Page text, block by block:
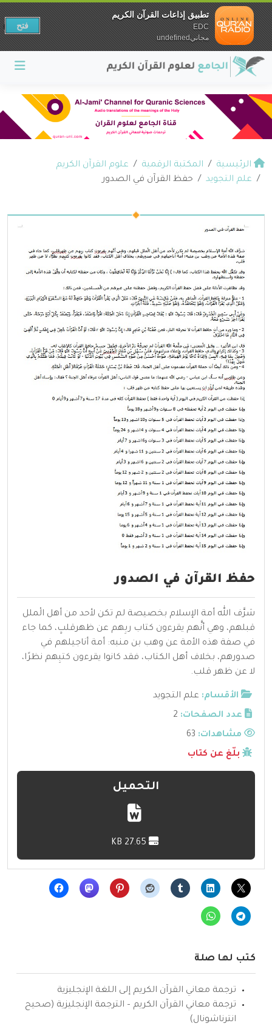
الرئيسية المكتبة الرقمية
علوم القرآن الكريم
علم التجويد
حفظ القرآن في الصدور
حفظ القرآن في الصدور
شرَّف الله أمة الإسلام بخصيصة لم تكن لأحد من أهل الْملل
قبلهم، وهي أنَّهم يقرءون كتاب ربِهم عن ظهرقلبٍ، كما جاء
في صفة هذه الأمة عن وهب بن منبه: أمة أناجيلهم في
صدورهم، بخلاف أهل الكتاب، فقد كانوا يقرءون كتبِهم نظرًا،
لا عن ظهر قلب.
الأقسام: علم التجويد
عدد الصفحات: 2
مشاهدات:
بلّغ عن كتاب
التحميل
كتب لها صلة
ترجمة معاني القرآن الكريم إلى اللغة الإنجليزية
ترجمة معاني القرآن الكريم – الترجمة الإنجليزية (صحيح
انترناشونال)
تطبيق إذاعات القرآن الكريم
EDC
مجانيundefined
فتح